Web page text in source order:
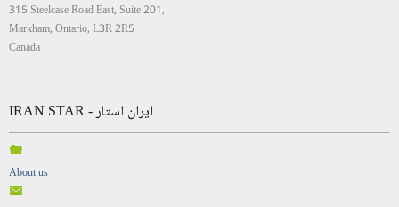
315 Steelcase Road East, Suite 201,
Markham, Ontario, L3R 2R5
Canada
IRAN STAR - ایران استار
About us